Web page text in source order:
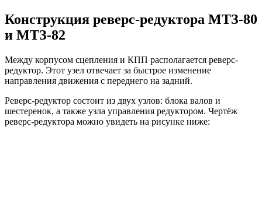
Конструкция реверс-редуктора МТЗ-80
и МТЗ-82
Между корпусом сцепления и КПП располагается реверс-
редуктор. Этот узел отвечает за быстрое изменение
направления движения с переднего на задний.
Реверс-редуктор состоит из двух узлов: блока валов и
шестеренок, а также узла управления редуктором. Чертёж
реверс-редуктора можно увидеть на рисунке ниже: